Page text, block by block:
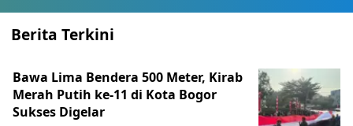
Berita Terkini
Bawa Lima Bendera 500 Meter, Kirab
Merah Putih ke-11 di Kota Bogor
Sukses Digelar